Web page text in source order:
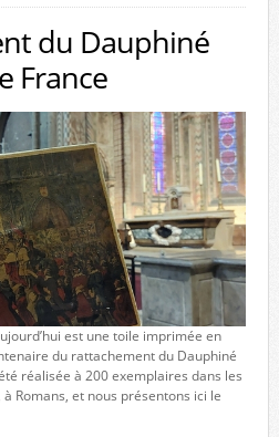
du Dauphiné
France
est une toile imprimée en
du rattachement du Dauphiné
réalisée à 200 exemplaires dans les
Romans, et nous présentons ici le